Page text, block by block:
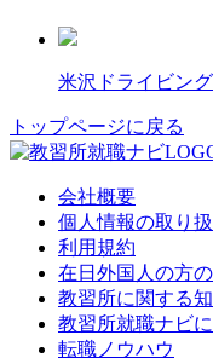
米沢ドライビン
トップページに戻る
会社概要
個人情報の取り
利用規約
在日外国人の方
教習所に関する
教習所就職ナビ
転職ノウハウ